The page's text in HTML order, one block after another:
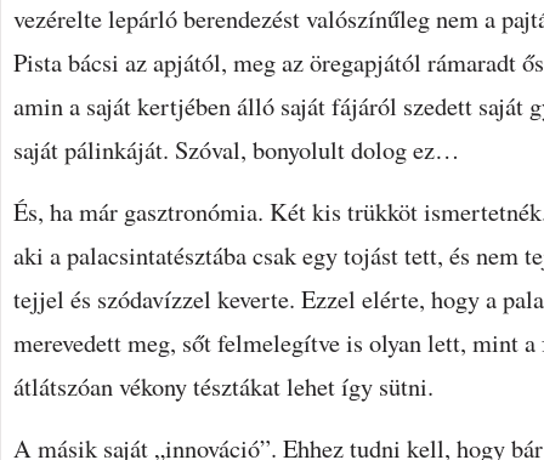
vezérelte lepárló berendezést valószínűleg nem a
Pista bácsi az apjától, meg az öregapjától rámaradt
amin a saját kertjében álló saját fájáról szedett saját
saját pálinkáját. Szóval, bonyolult dolog ez…
És, ha már gasztronómia. Két kis trükköt
aki a palacsintatésztába csak egy tojást tett, és nem
tejjel és szódavízzel keverte. Ezzel elérte, hogy a
merevedett meg, sőt felmelegítve is olyan lett, mint a
átlátszóan vékony tésztákat lehet így sütni.
A másik saját „innováció”. Ehhez tudni kell, hogy